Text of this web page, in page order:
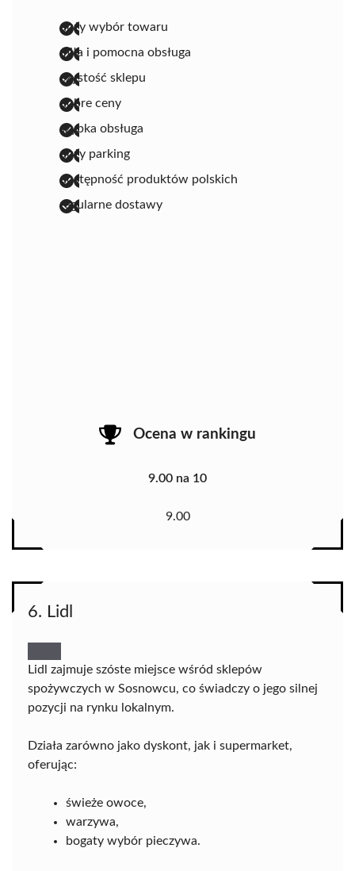
duży wybór towaru
miła i pomocna obsługa
czystość sklepu
dobre ceny
szybka obsługa
duży parking
dostępność produktów polskich
regularne dostawy
Ocena w rankingu
9.00 na 10
9.00
6. Lidl
Lidl zajmuje szóste miejsce wśród sklepów
spożywczych w Sosnowcu, co świadczy o jego silnej
pozycji na rynku lokalnym.
Działa zarówno jako dyskont, jak i supermarket,
oferując:
świeże owoce,
warzywa,
bogaty wybór pieczywa.